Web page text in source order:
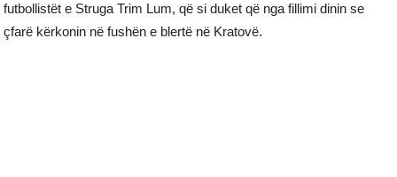
futbollistët e Struga Trim Lum, që si duket që nga fillimi dinin se
çfarë kërkonin në fushën e blertë në Kratovë.